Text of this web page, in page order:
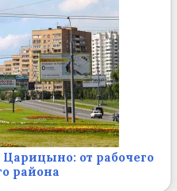
от рабочего
района